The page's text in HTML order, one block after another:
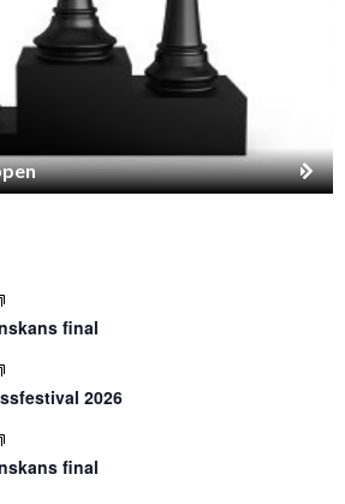
final
2026
final